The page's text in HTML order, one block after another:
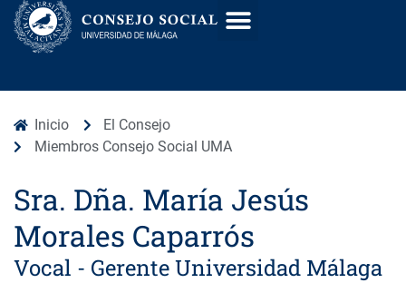
Inicio
El Consejo
Miembros Consejo Social UMA
Sra. Dña. María Jesús
Morales Caparrós
Vocal - Gerente Universidad Málaga